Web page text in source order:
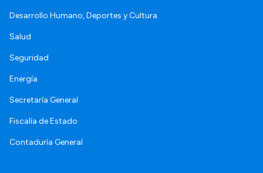
Desarrollo Humano, Deportes y Cultura
Salud
Seguridad
Energía
Secretaría General
Fiscalía de Estado
Contaduría General